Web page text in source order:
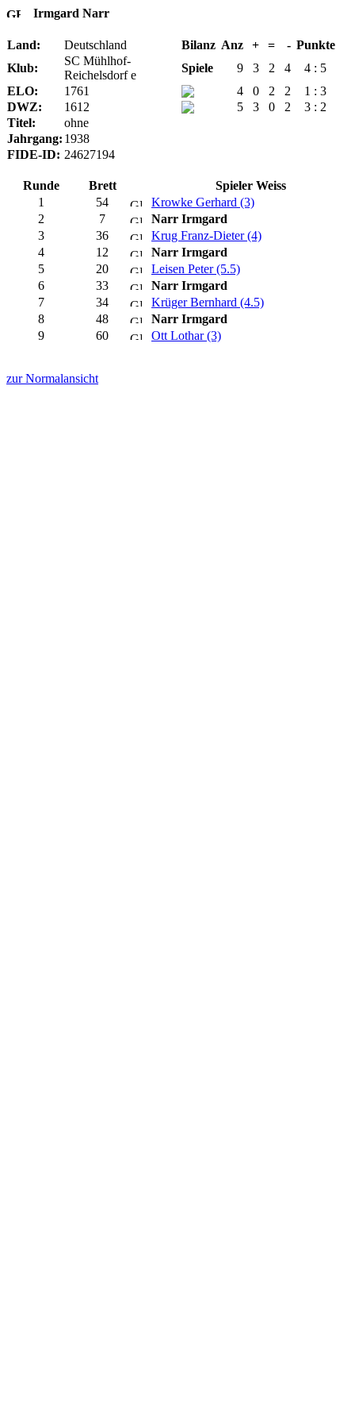
Irmgard Narr
Land: Deutschland Bilanz Anz + = - Punkte
Klub:
SC Mühlhof-
Reichelsdorf e
Spiele 9 3 2 4
4 : 5
ELO:
1761 4 0 2 2
1 : 3
DWZ:
1612 5 3 0 2
3 : 2
Titel:
ohne
Jahrgang: 1938
FIDE-ID: 24627194
Runde Brett
Spieler Weiss
1
54
Krowke Gerhard (3)
2
7
Narr Irmgard
3
36
Krug Franz-Dieter (4)
4
12
Narr Irmgard
5
20
Leisen Peter (5.5)
6
33
Narr Irmgard
7
34
Krüger Bernhard (4.5)
8
48
Narr Irmgard
9
60 Ott Lothar (3)
zur Normalansicht